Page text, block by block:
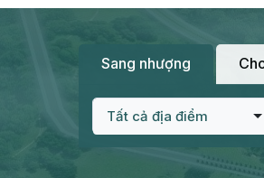
Sang nhượng
Tất cả địa điểm